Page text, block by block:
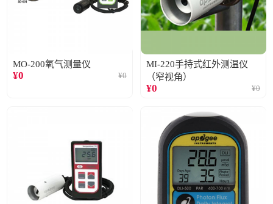
MO-200氧气测量仪
¥0 ¥0
MI-220手持式红外测温仪
（窄视角）
¥0 ¥0